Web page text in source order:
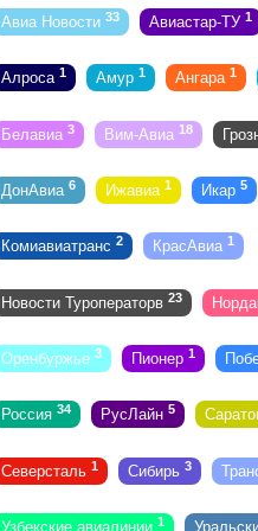
Авиа Новости 33 Авиастар-ТУ 1
Алроса 1 Амур 1 Ангара 1
Белавиа 3 Вим-Авиа 18
ДонАвиа 6 Ижавиа 1 Икар 5
Комиавиатранс 2 КрасАвиа 1
Новости Туроператорв 23
Оренбуржье 3 Пионер 1
Россия 34 РусЛайн 5
Северсталь 1 Сибирь 3
Узбекские авиалинии 1